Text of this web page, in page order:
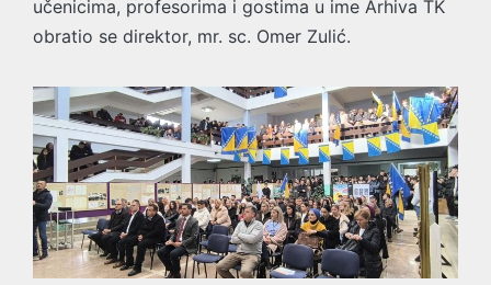
učenicima, profesorima i gostima u ime Arhiva TK
obratio se direktor, mr. sc. Omer Zulić.